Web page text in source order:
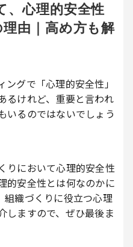
、心理的安全性
由｜高め方も解
グで「心理的安全性」
るけれど、重要と言われ
いるのではないでしょう
りにおいて心理的安全性
的安全性とは何なのかに
組織づくりに役立つ心理
しますので、ぜひ最後ま